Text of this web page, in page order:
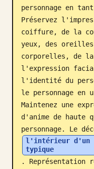
personnage en
Préservez
coiffure, de la
yeux, des
corporelles, de
l'expression
l'identité du
le personnage en
Maintenez une
d'anime de
personnage. Le
l'intérieur d'un
typique
. Représentation